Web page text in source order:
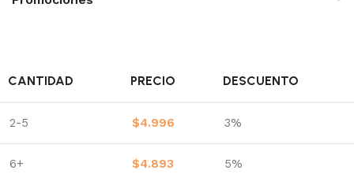
CANTIDAD PRECIO DESCUENTO
2-5 $4.996 3%
6+ $4.893 5%